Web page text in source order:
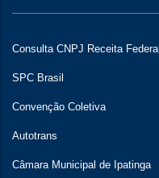
Consulta CNPJ Receita Federal
SPC Brasil
Convenção Coletiva
Autotrans
Câmara Municipal de Ipatinga